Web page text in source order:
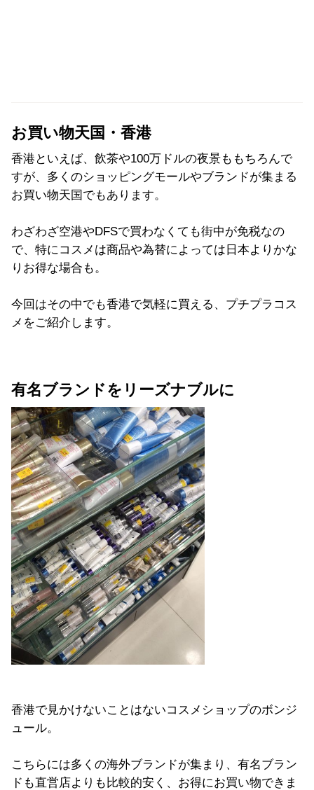
お買い物天国・香港
香港といえば、飲茶や100万ドルの夜景ももちろんで
すが、多くのショッピングモールやブランドが集まる
お買い物天国でもあります。
わざわざ空港やDFSで買わなくても街中が免税なの
で、特にコスメは商品や為替によっては日本よりかな
りお得な場合も。
今回はその中でも香港で気軽に買える、プチプラコス
メをご紹介します。
有名ブランドをリーズナブルに
香港で見かけないことはないコスメショップのボンジ
ュール。
こちらには多くの海外ブランドが集まり、有名ブラン
ドも直営店よりも比較的安く、お得にお買い物できま